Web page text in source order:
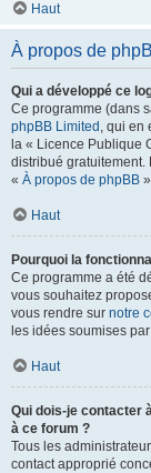
Haut
À propos de
Qui a développé ce
Ce programme (dans
phpBB Limited , qui en
la « Licence Publique
distribué gratuitement.
« À propos de phpBB
Haut
Pourquoi la
Ce programme a été
vous souhaitez
vous rendre sur notre
les idées soumises
Haut
Qui dois-je contacter
à ce forum ?
Tous les
contact approprié